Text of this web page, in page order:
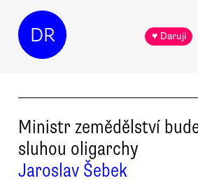
DR ♥ Daruji
Ministr zemědělství
sluhou oligarchy
Jaroslav Šebek